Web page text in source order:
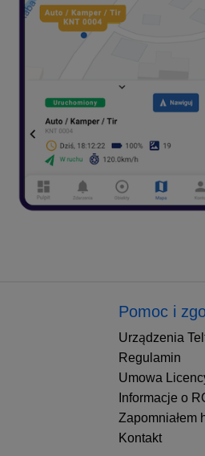
Pomoc i
Urządzenia
Regulamin
Umowa
Informacje o
Zapomniałem
Kontakt